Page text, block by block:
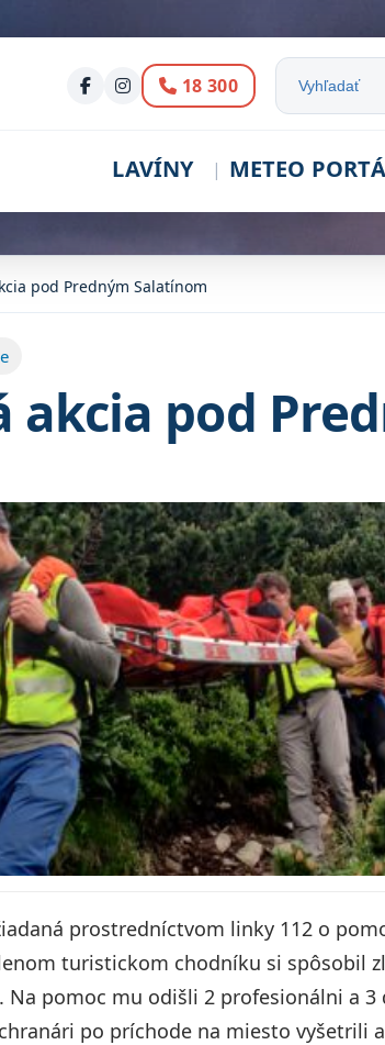
Volanie:
18 300 Vyhľadať
LAVÍNY METEO
pod Predným Salatínom
akcia pod
prostredníctvom linky 112 o
turistickom chodníku si spôsobil
Na pomoc mu odišli 2 profesionálni a
po príchode na miesto vyšetrili